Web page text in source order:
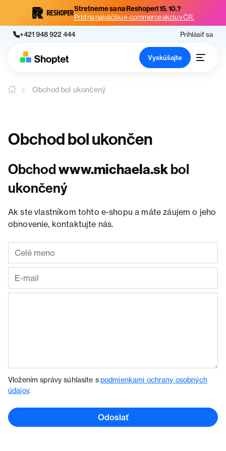
Stretneme sa na Reshoperi 15. 10.?
Príď na najväčšiu e-commerce akciu v ČR.
+421 948 922 444 Prihlásiť sa
Vyskúšajte
Obchod bol ukončený
Obchod bol ukončen
Obchodwww.michaela.skbol
ukončený
Ak ste vlastníkom tohto e-shopu a máte záujem o jeho
obnovenie, kontaktujte nás.
Vložením správy súhlasíte spodmienkami ochrany osobných
údajov.
Odoslať